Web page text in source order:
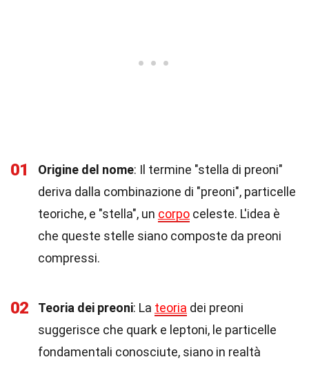
01 Origine del nome: Il termine "stella di preoni"
deriva dalla combinazione di "preoni", particelle
teoriche, e "stella", un corpo celeste. L'idea è
che queste stelle siano composte da preoni
compressi.
02 Teoria dei preoni: La teoria dei preoni
suggerisce che quark e leptoni, le particelle
fondamentali conosciute, siano in realtà